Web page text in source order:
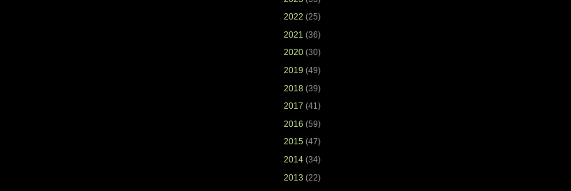
2022 (25)
2021 (36)
2020 (30)
2019 (49)
2018 (39)
2017 (41)
2016 (59)
2015 (47)
2014 (34)
2013 (22)